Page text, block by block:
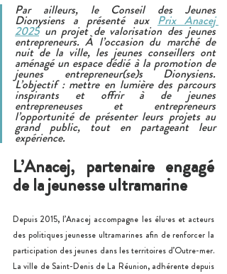
Par ailleurs, le Conseil des Jeunes
Dionysiens a présenté aux Prix Anacej
2025 un projet de valorisation des jeunes
entrepreneurs. À l’occasion du marché de
nuit de la ville, les jeunes conseillers ont
aménagé un espace dédié à la promotion de
jeunes entrepreneur(se)s Dionysiens.
L’objectif : mettre en lumière des parcours
inspirants et offrir à de jeunes
entrepreneuses et entrepreneurs
l’opportunité de présenter leurs projets au
grand public, tout en partageant leur
expérience.
L’Anacej, partenaire engagé
de la jeunesse ultramarine
Depuis 2015, l’Anacej accompagne les élu·es et acteurs
des politiques jeunesse ultramarines afin de renforcer la
participation des jeunes dans les territoires d’Outre-mer.
La ville de Saint-Denis de La Réunion, adhérente depuis